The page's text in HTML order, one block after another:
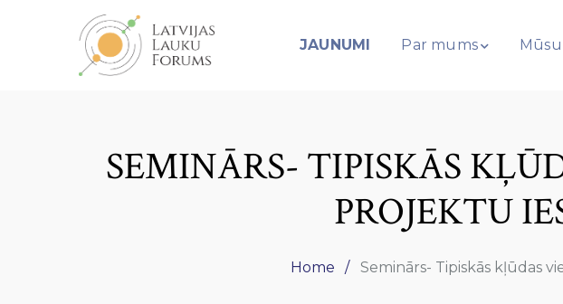
JAUNUMI Par mums
SEMINĀRS- TIPISKĀS
PROJEKTU
Home Seminārs- Tipiskās kļūdas